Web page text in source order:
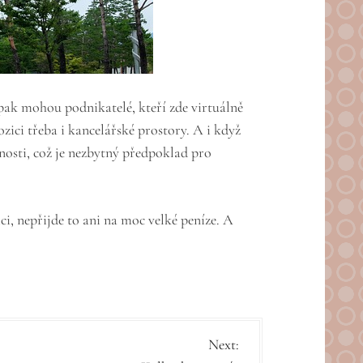
mohou podnikatelé, kteří zde virtuálně
třeba i kancelářské prostory. A i když
což je nezbytný předpoklad pro
nepřijde to ani na moc velké peníze. A
Next: